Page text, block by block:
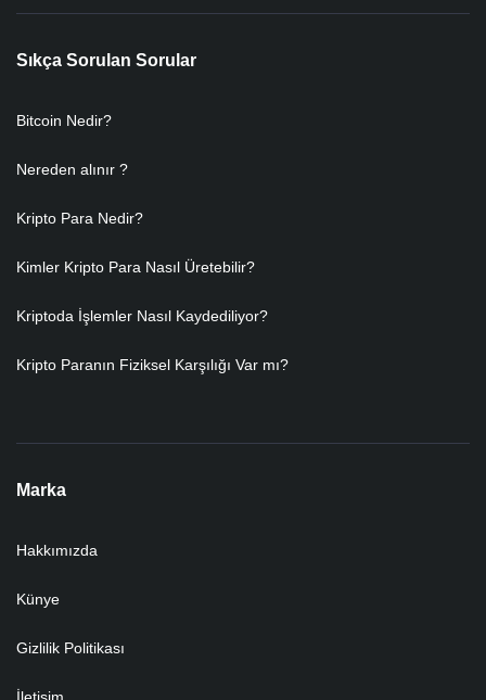
Sıkça Sorulan Sorular
Bitcoin Nedir?
Nereden alınır ?
Kripto Para Nedir?
Kimler Kripto Para Nasıl Üretebilir?
Kriptoda İşlemler Nasıl Kaydediliyor?
Kripto Paranın Fiziksel Karşılığı Var mı?
Marka
Hakkımızda
Künye
Gizlilik Politikası
İletişim